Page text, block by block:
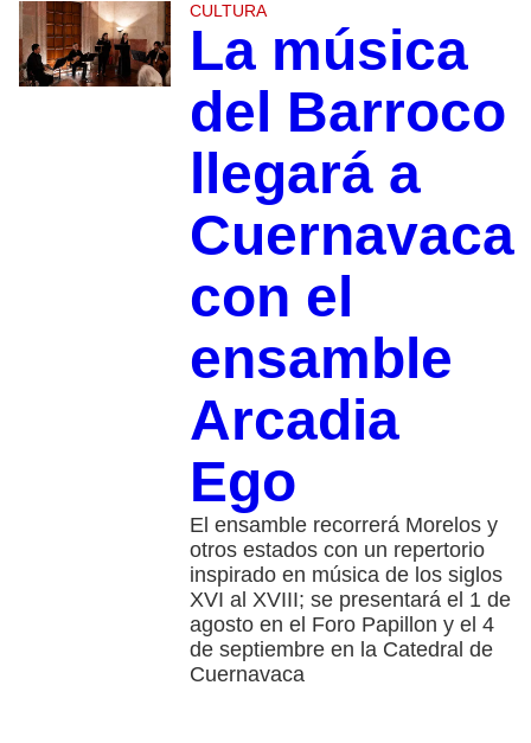
CULTURA
La música
del Barroco
llegará a
Cuernavaca
con el
ensamble
Arcadia
Ego
El ensamble recorrerá Morelos y
otros estados con un repertorio
inspirado en música de los siglos
XVI al XVIII; se presentará el 1 de
agosto en el Foro Papillon y el 4
de septiembre en la Catedral de
Cuernavaca